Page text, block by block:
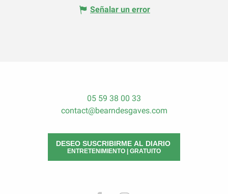
Señalar un error
05 59 38 00 33
contact@bearndesgaves.com
DESEO SUSCRIBIRME AL DIARIO
ENTRETENIMIENTO | GRATUITO